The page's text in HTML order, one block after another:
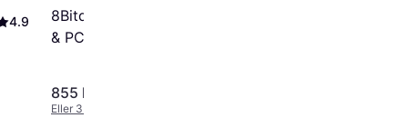
4.9
8Bitdo Arcade Stick Xbox
& PC White Arcade stik
855 kr.
Eller 3 betalinger af 285 kr.